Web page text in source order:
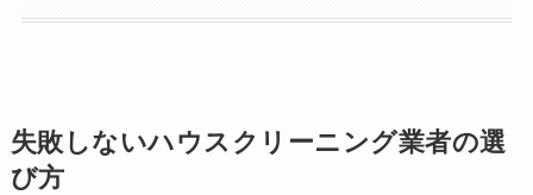
失敗しないハウスクリーニング業者の選
び方